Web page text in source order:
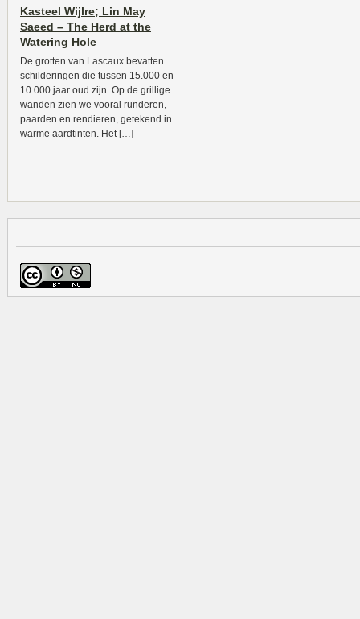
Kasteel Wijlre; Lin May
Saeed – The Herd at the
Watering Hole
De grotten van Lascaux bevatten
schilderingen die tussen 15.000 en
10.000 jaar oud zijn. Op de grillige
wanden zien we vooral runderen,
paarden en rendieren, getekend in
warme aardtinten. Het […]